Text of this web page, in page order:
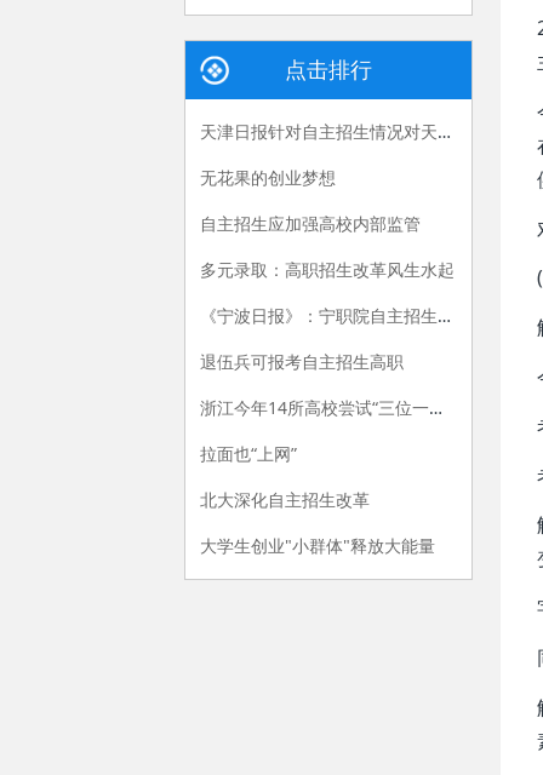
点击排行
天津日报针对自主招生情况对天津医专刘斌校长进行专访
无花果的创业梦想
自主招生应加强高校内部监管
多元录取：高职招生改革风生水起
《宁波日报》：宁职院自主招生亮新招
退伍兵可报考自主招生高职
浙江今年14所高校尝试“三位一体”招生模式
拉面也“上网”
北大深化自主招生改革
大学生创业"小群体"释放大能量